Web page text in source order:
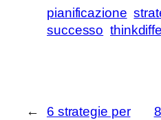
pianificazione
successo
←
6 strategie per